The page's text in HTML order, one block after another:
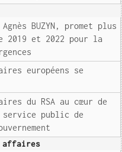
BUZYN, promet plus
2019 et 2022 pour la
européens se
du RSA au cœur de
public de
affaires